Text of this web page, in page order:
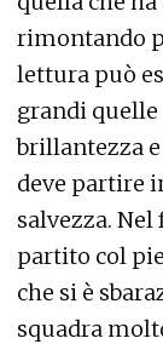
rimontando
lettura può
grandi
brillantezza
deve partire
salvezza. Nel
partito col
che si è
squadra